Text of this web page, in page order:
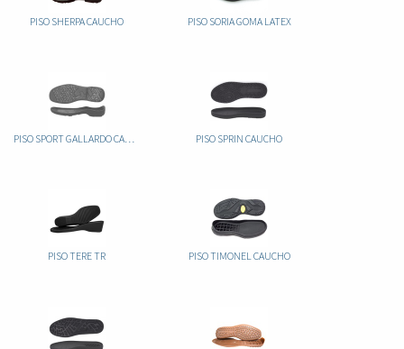
PISO SHERPA CAUCHO PISO SORIA GOMA LATEX
PISO SPORT GALLARDO CAUCHO PISO SPRIN CAUCHO
PISO TERE TR PISO TIMONEL CAUCHO